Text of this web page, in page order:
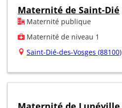
Maternité de Saint-Dié
Maternité publique
Maternité de niveau 1
Saint-Dié-des-Vosges (88100)